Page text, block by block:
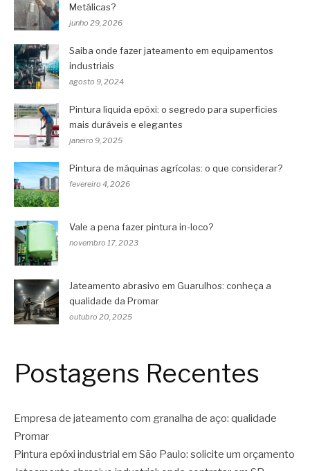
Metálicas?
junho 29, 2026
Saiba onde fazer jateamento em equipamentos
industriais
agosto 9, 2024
Pintura líquida epóxi: o segredo para superfícies
mais duráveis e elegantes
janeiro 9, 2025
Pintura de máquinas agrícolas: o que considerar?
fevereiro 4, 2026
Vale a pena fazer pintura in-loco?
novembro 17, 2023
Jateamento abrasivo em Guarulhos: conheça a
qualidade da Promar
outubro 20, 2025
Postagens Recentes
Empresa de jateamento com granalha de aço: qualidade
Promar
Pintura epóxi industrial em São Paulo: solicite um orçamento